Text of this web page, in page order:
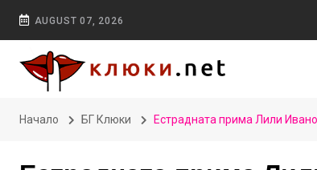
AUGUST 07, 2026
Начало БГ Клюки Естрадната прима Лили